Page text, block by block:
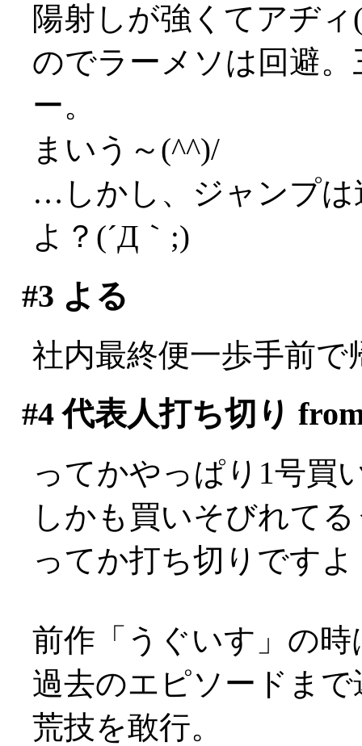
陽射しが強くてアヂィ
のでラーメソは回避
ー。
まいう～(^^)/
…しかし、ジャンプは
よ？(´Д｀;)
#3 よる
社内最終便一歩手前で
#4代表人打ち切り
ってかやっぱり1号買
しかも買いそびれて
ってか打ち切りですよ
前作「うぐいす」の
過去のエピソードま
荒技を敢行。